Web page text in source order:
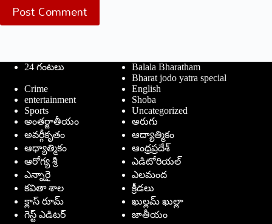
Post Comment
24 గంటలు
Balala Bharatham
Bharat jodo yatra special
Crime
English
entertainment
Shoba
Sports
Uncategorized
అంతర్జాతీయం
అరుగు
అవర్గీకృతం
ఆద్యాత్మికం
ఆధ్యాత్మికం
ఆంధ్రప్రదేశ్
ఆరోగ్య శ్రీ
ఎడిటోరియల్
ఎన్నారై
ఎలమంద
కవితా శాల
క్రీడలు
క్లాస్ రూమ్
ఖుల్లమ్ ఖుల్లా
గెస్ట్ ఎడిటర్
జాతీయం